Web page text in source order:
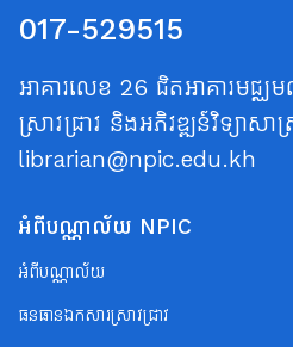
017-529515
អាគារលេខ 26 ជិតអាគារមជ្ឈ
ស្រាវជ្រាវ និងអភិវឌ្ឍន៍វិទ្យាសាស្
librarian@npic.edu.kh
អំពីបណ្ណាល័យ NPIC
អំពីបណ្ណាល័យ
ធនធានឯកសារស្រាវជ្រាវ